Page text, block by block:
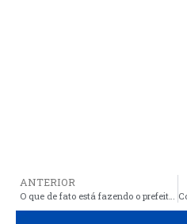
ANTERIOR
O que de fato está fazendo o prefeito de Araioses para proteger os munícipes da pandemia?